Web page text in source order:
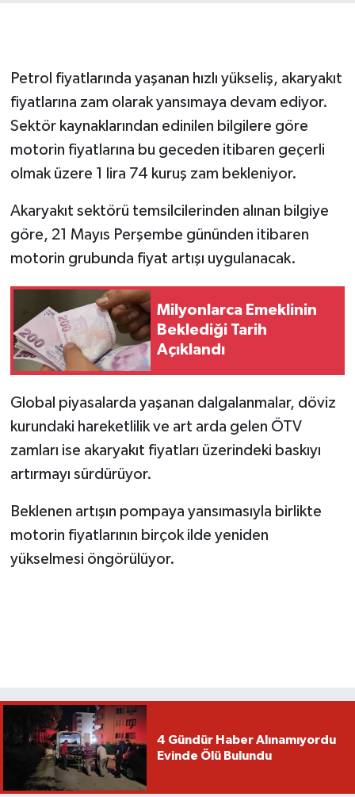
Petrol fiyatlarında yaşanan hızlı yükseliş, akaryakıt
fiyatlarına zam olarak yansımaya devam ediyor.
Sektör kaynaklarından edinilen bilgilere göre
motorin fiyatlarına bu geceden itibaren geçerli
olmak üzere 1 lira 74 kuruş zam bekleniyor.
Akaryakıt sektörü temsilcilerinden alınan bilgiye
göre, 21 Mayıs Perşembe gününden itibaren
motorin grubunda fiyat artışı uygulanacak.
Milyonlarca Emeklinin
Beklediği Tarih
Açıklandı
Global piyasalarda yaşanan dalgalanmalar, döviz
kurundaki hareketlilik ve art arda gelen ÖTV
zamları ise akaryakıt fiyatları üzerindeki baskıyı
artırmayı sürdürüyor.
Beklenen artışın pompaya yansımasıyla birlikte
motorin fiyatlarının birçok ilde yeniden
yükselmesi öngörülüyor.
4 Gündür Haber Alınamıyordu
Evinde Ölü Bulundu